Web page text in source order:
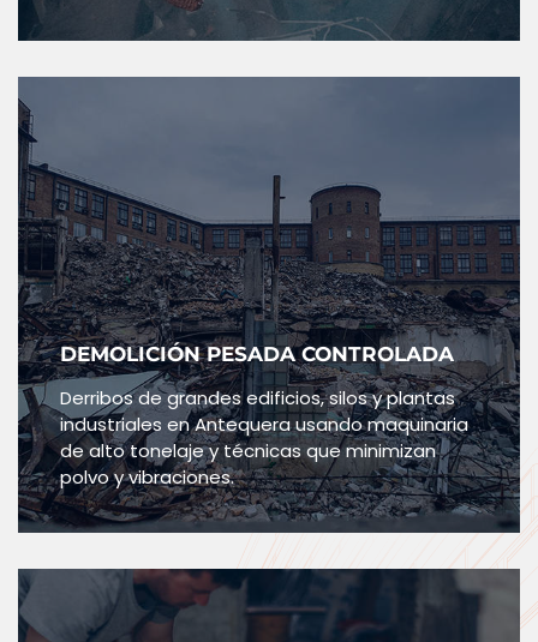
DEMOLICIÓN PESADA CONTROLADA
Derribos de grandes edificios, silos y plantas
industriales en Antequera usando maquinaria
de alto tonelaje y técnicas que minimizan
polvo y vibraciones.